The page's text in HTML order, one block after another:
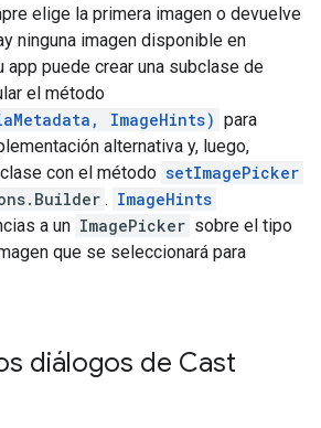
elige la primera imagen o devuelve
ninguna imagen disponible en
app puede crear una subclase de
el método
ImageHints) para
alternativa y, luego,
con el método setImagePicker
. ImageHints
a un ImagePicker sobre el tipo
que se seleccionará para
diálogos de Cast